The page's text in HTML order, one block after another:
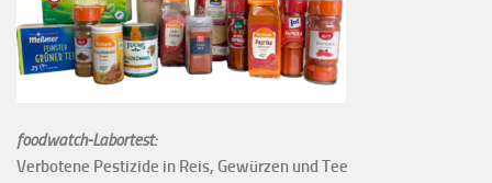
foodwatch-Labortest:
Verbotene Pestizide in Reis, Gewürzen und Tee